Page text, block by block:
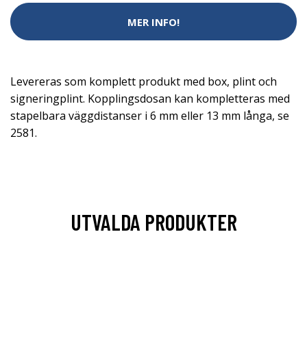
MER INFO!
Levereras som komplett produkt med box, plint och
signeringplint. Kopplingsdosan kan kompletteras med
stapelbara väggdistanser i 6 mm eller 13 mm långa, se
2581.
UTVALDA PRODUKTER